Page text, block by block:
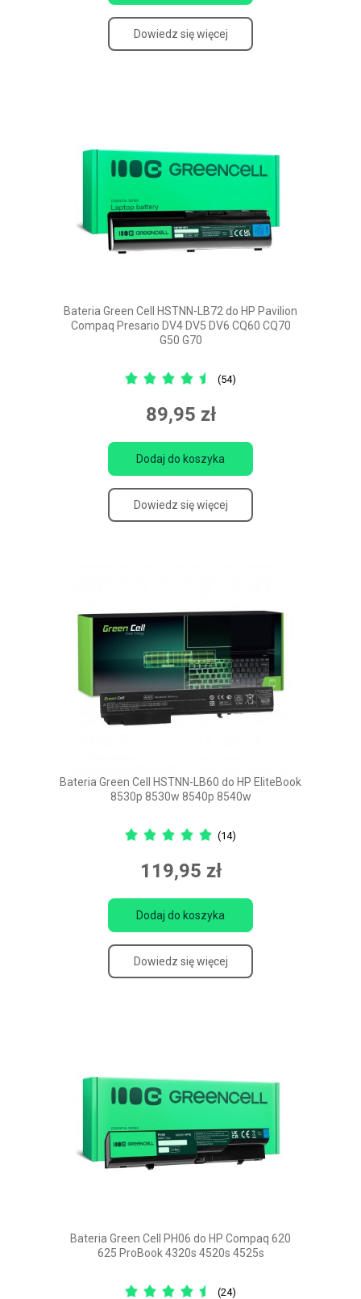
Dowiedz się więcej
Bateria Green Cell HSTNN-LB72 do HP Pavilion
Compaq Presario DV4 DV5 DV6 CQ60 CQ70
G50 G70
(54)
89,95 zł
Dodaj do koszyka
Dowiedz się więcej
Bateria Green Cell HSTNN-LB60 do HP EliteBook
8530p 8530w 8540p 8540w
(14)
119,95 zł
Dodaj do koszyka
Dowiedz się więcej
Bateria Green Cell PH06 do HP Compaq 620
625 ProBook 4320s 4520s 4525s
(24)